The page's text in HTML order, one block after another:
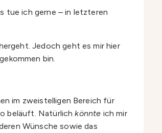
tue ich gerne – in letzteren
Jedoch geht es mir hier
bin.
im zweistelligen Bereich für
beläuft. Natürlichkönnte ich mir
Wünsche sowie das